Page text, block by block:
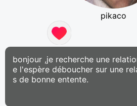
pikaco
bonjour ,je recherche une
e l'espère déboucher sur une
s de bonne entente.